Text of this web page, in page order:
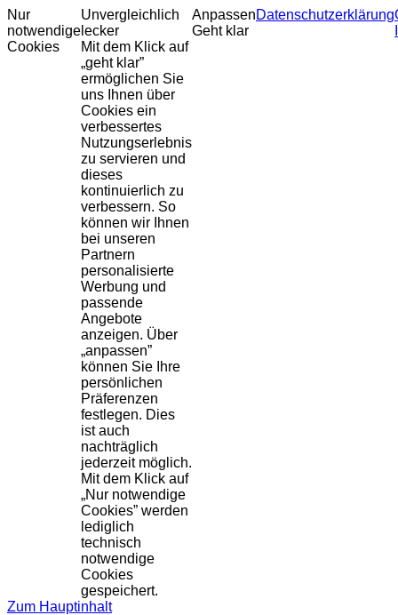
Nur
notwendige
Cookies
Unvergleichlich
lecker
Mit dem Klick auf
„geht klar”
ermöglichen Sie
uns Ihnen über
Cookies ein
verbessertes
Nutzungserlebnis
zu servieren und
dieses
kontinuierlich zu
verbessern. So
können wir Ihnen
bei unseren
Partnern
personalisierte
Werbung und
passende
Angebote
anzeigen. Über
„anpassen”
können Sie Ihre
persönlichen
Präferenzen
festlegen. Dies
ist auch
nachträglich
jederzeit möglich.
Mit dem Klick auf
„Nur notwendige
Cookies” werden
lediglich
technisch
notwendige
Cookies
gespeichert.
Anpassen
Geht klar
Datenschutzerklärung
Zum Hauptinhalt